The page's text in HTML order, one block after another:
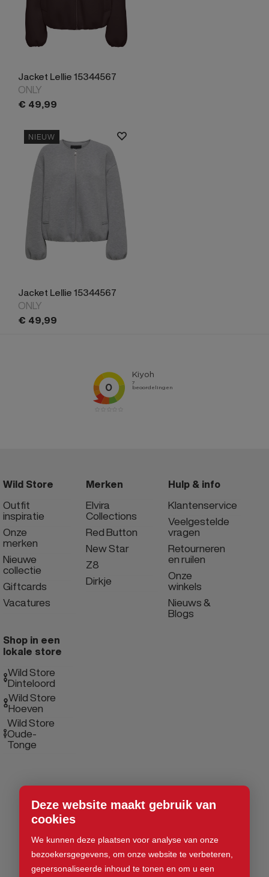
Deze website maakt gebruik van
cookies
We kunnen deze plaatsen voor analyse van onze
bezoekersgegevens, om onze website te verbeteren,
gepersonaliseerde inhoud te tonen en om u een
Jacket Lellie 15344567
ONLY
€ 49,99
NIEUW
Jacket Lellie 15344567
ONLY
€ 49,99
Wild Store
Outfit
inspiratie
Onze
merken
Nieuwe
collectie
Giftcards
Vacatures
Merken
Elvira
Collections
Red Button
New Star
Z8
Dirkje
Hulp & info
Klantenservice
Veelgestelde
vragen
Retourneren
en ruilen
Onze
winkels
Nieuws &
Blogs
Shop in een
lokale store
Wild Store
Dinteloord
Wild Store
Hoeven
Wild Store
Oude-
Tonge